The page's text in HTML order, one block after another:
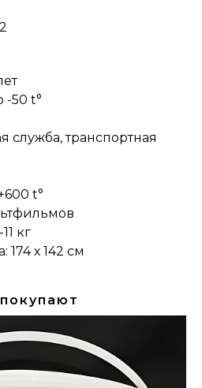
-50 t°
служба, транспортная
t°
кг
174 х 142 см